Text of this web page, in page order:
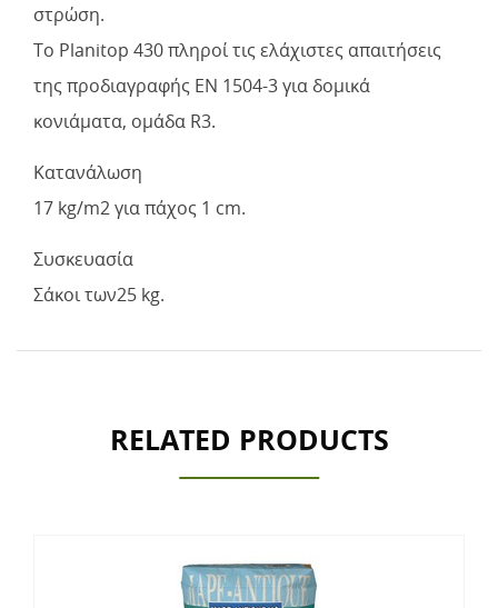
στρώση.
To Planitop 430 πληροί τις ελάχιστες απαιτήσεις
της προδιαγραφής ΕΝ 1504-3 για δομικά
κονιάματα, ομάδα R3.
Κατανάλωση
17 kg/m2 για πάχος 1 cm.
Συσκευασία
Σάκοι των25 kg.
RELATED PRODUCTS